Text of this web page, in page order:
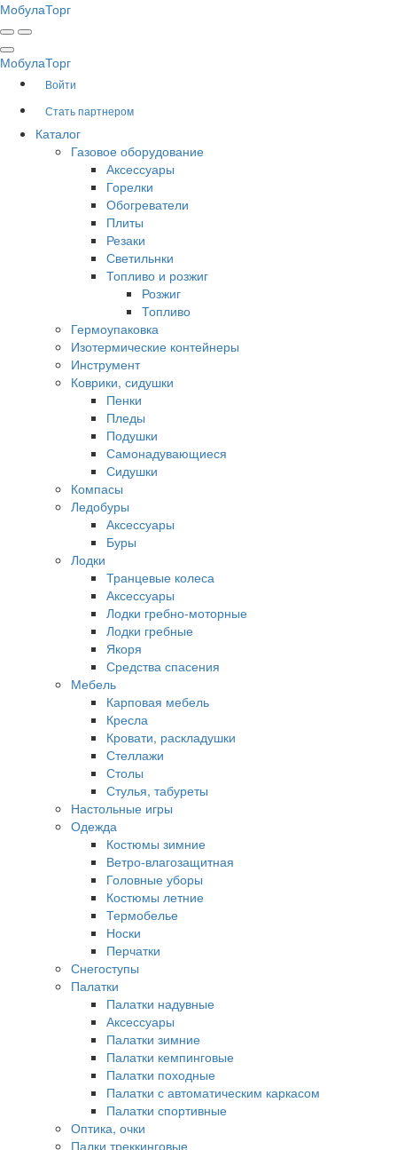
МобулаТорг
МобулаТорг
Войти
Стать партнером
Каталог
Газовое оборудование
Аксессуары
Горелки
Обогреватели
Плиты
Резаки
Светильнки
Топливо и розжиг
Розжиг
Топливо
Гермоупаковка
Изотермические контейнеры
Инструмент
Коврики, сидушки
Пенки
Пледы
Подушки
Самонадувающиеся
Сидушки
Компасы
Ледобуры
Аксессуары
Буры
Лодки
Транцевые колеса
Аксессуары
Лодки гребно-моторные
Лодки гребные
Якоря
Средства спасения
Мебель
Карповая мебель
Кресла
Кровати, раскладушки
Стеллажи
Столы
Стулья, табуреты
Настольные игры
Одежда
Костюмы зимние
Ветро-влагозащитная
Головные уборы
Костюмы летние
Термобелье
Носки
Перчатки
Снегоступы
Палатки
Палатки надувные
Аксессуары
Палатки зимние
Палатки кемпинговые
Палатки походные
Палатки с автоматическим каркасом
Палатки спортивные
Оптика, очки
Палки треккинговые